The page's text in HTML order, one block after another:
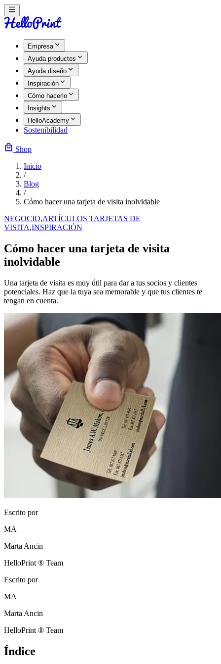
Empresa
Ayuda productos
Ayuda diseño
Inspiración
Cómo hacerlo
Insights
HelloAcademy
Sostenibilidad
Shop
Inicio
/
Blog
/
Cómo hacer una tarjeta de visita inolvidable
NEGOCIO,ARTÍCULOS TARJETAS DE
VISITA,INSPIRACIÓN
Cómo hacer una tarjeta de visita
inolvidable
Una tarjeta de visita es muy útil para dar a tus socios y clientes
potenciales. Haz que la tuya sea memorable y que tus clientes te
tengan en cuenta.
Escrito por
MA
Marta Ancin
HelloPrint ® Team
Escrito por
MA
Marta Ancin
HelloPrint ® Team
Índice